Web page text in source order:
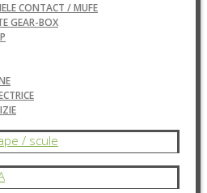
CONTACT / MUFE
GEAR-BOX
/ scule